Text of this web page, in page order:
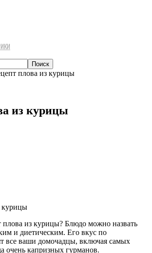
плова из курицы
из курицы
плова из курицы? Блюдо можно назвать
и диетическим. Его вкус по
все ваши домочадцы, включая самых
очень капризных гурманов.